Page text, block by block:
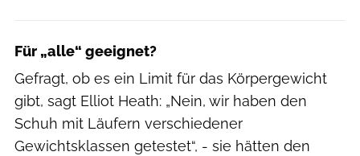
Für „alle“ geeignet?
Gefragt, ob es ein Limit für das Körpergewicht
gibt, sagt Elliot Heath: „Nein, wir haben den
Schuh mit Läufern verschiedener
Gewichtsklassen getestet“, - sie hätten den